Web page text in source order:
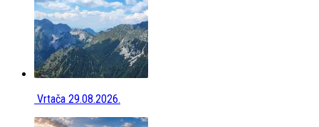
Vrtača 29.08.2026.